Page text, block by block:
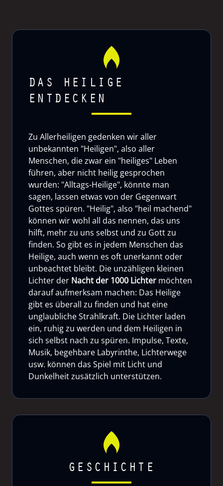
DAS HEILIGE
ENTDECKEN
Zu Allerheiligen gedenken wir aller
unbekannten "Heiligen", also aller
Menschen, die zwar ein "heiliges" Leben
führen, aber nicht heilig gesprochen
wurden: "Alltags-Heilige", könnte man
sagen, lassen etwas von der Gegenwart
Gottes spüren. "Heilig", also "heil machend"
können wir wohl all das nennen, das uns
hilft, mehr zu uns selbst und zu Gott zu
finden. So gibt es in jedem Menschen das
Heilige, auch wenn es oft unerkannt oder
unbeachtet bleibt. Die unzähligen kleinen
Lichter der Nacht der 1000 Lichter möchten
darauf aufmerksam machen: Das Heilige
gibt es überall zu finden und hat eine
unglaubliche Strahlkraft. Die Lichter laden
ein, ruhig zu werden und dem Heiligen in
sich selbst nach zu spüren. Impulse, Texte,
Musik, begehbare Labyrinthe, Lichterwege
usw. können das Spiel mit Licht und
Dunkelheit zusätzlich unterstützen.
GESCHICHTE